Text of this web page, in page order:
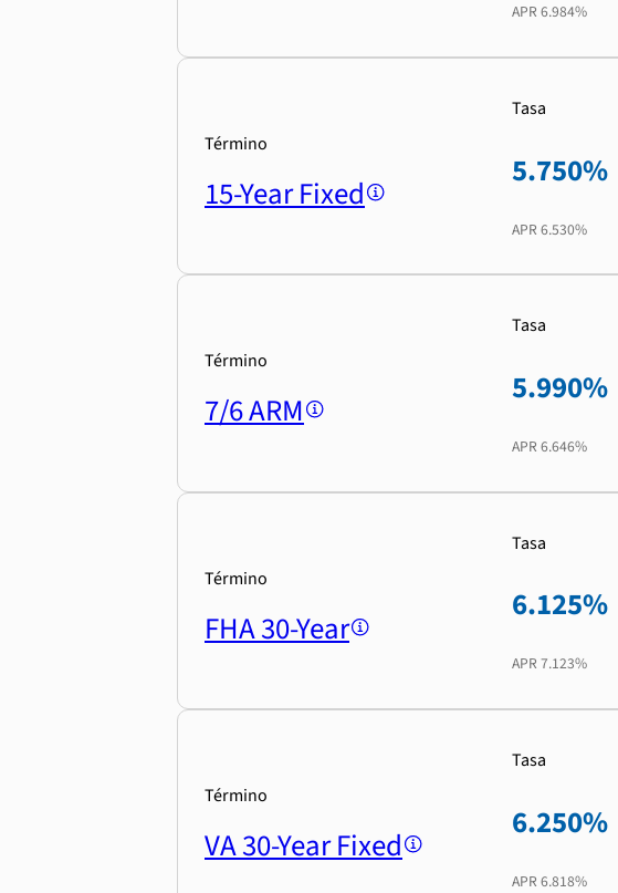
APR 6.984%
Término
15-Year Fixed
Tasa
5.750%
APR 6.530%
Término
7/6 ARM
Tasa
5.990%
APR 6.646%
Término
FHA 30-Year
Tasa
6.125%
APR 7.123%
Término
VA 30-Year Fixed
Tasa
6.250%
APR 6.818%